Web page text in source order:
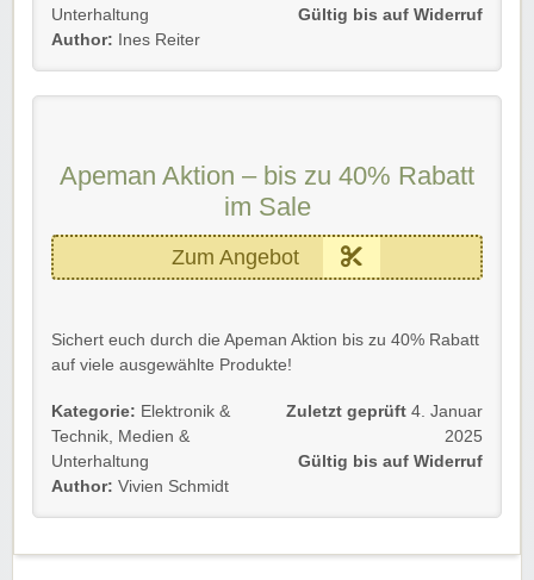
Bestellung.
Einfach unserem Link folgen und profitieren. Der
Rabatt-Coupon🐼wünscht euch viel Spaß beim
Shoppen, Stöbern & Sparen!
Unterhaltung
Author: Ines Reiter
Gültig bis auf Widerruf
Apeman Aktion – bis zu 40% Rabatt
im Sale
Zum Angebot
Sichert euch durch die Apeman Aktion bis zu 40% Rabatt
auf viele ausgewählte Produkte!
Dafür unserem Link folgen und schon sparen.
Gültig für alle Kunden bis auf Widerruf.
Wir wünschen euch viel Spaß beim Sparen!
Kategorie: Elektronik &
Technik
Medien &
Unterhaltung
Author: Vivien Schmidt
Zuletzt geprüft 4. Januar
2025
Gültig bis auf Widerruf